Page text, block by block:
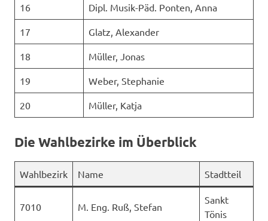
16 Dipl. Musik-Päd. Ponten, Anna
17 Glatz, Alexander
18 Müller, Jonas
19 Weber, Stephanie
20 Müller, Katja
Die Wahlbezirke im Überblick
Wahlbezirk Name Stadtteil
7010 M. Eng. Ruß, Stefan
Sankt
Tönis